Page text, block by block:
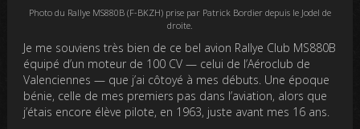
Photo du Rallye MS880B (F-BKZH) prise par Patrick Bordier depuis le Jodel de
droite.
Je me souviens très bien de ce bel avion Rallye Club MS880B
équipé d’un moteur de 100 CV — celui de l’Aéroclub de
Valenciennes — que j’ai côtoyé à mes débuts. Une époque
bénie, celle de mes premiers pas dans l’aviation, alors que
j’étais encore élève pilote, en 1963, juste avant mes 16 ans.